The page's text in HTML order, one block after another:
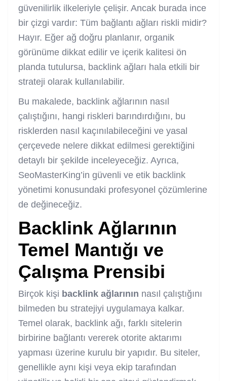
güvenilirlik ilkeleriyle çelişir. Ancak burada ince
bir çizgi vardır: Tüm bağlantı ağları riskli midir?
Hayır. Eğer ağ doğru planlanır, organik
görünüme dikkat edilir ve içerik kalitesi ön
planda tutulursa, backlink ağları hala etkili bir
strateji olarak kullanılabilir.
Bu makalede, backlink ağlarının nasıl
çalıştığını, hangi riskleri barındırdığını, bu
risklerden nasıl kaçınılabileceğini ve yasal
çerçevede nelere dikkat edilmesi gerektiğini
detaylı bir şekilde inceleyeceğiz. Ayrıca,
SeoMasterKing’in güvenli ve etik backlink
yönetimi konusundaki profesyonel çözümlerine
de değineceğiz.
Backlink Ağlarının
Temel Mantığı ve
Çalışma Prensibi
Birçok kişi backlink ağlarının nasıl çalıştığını
bilmeden bu stratejiyi uygulamaya kalkar.
Temel olarak, backlink ağı, farklı sitelerin
birbirine bağlantı vererek otorite aktarımı
yapması üzerine kurulu bir yapıdır. Bu siteler,
genellikle aynı kişi veya ekip tarafından